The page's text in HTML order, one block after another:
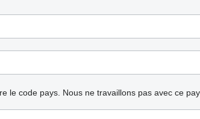
le code pays. Nous ne travaillons pas avec ce